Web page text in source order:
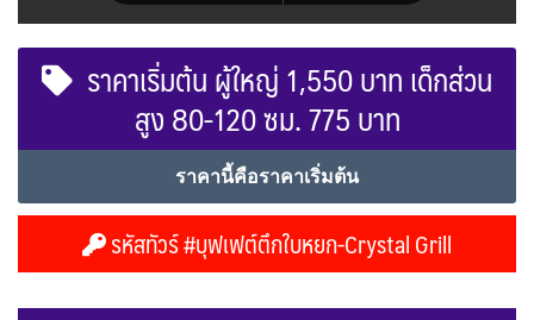
ราคาเริ่มต้น ผู้ใหญ่ 1,550 บาท เด็กส่วน
สูง 80-120 ซม. 775 บาท
ราคานี้คือราคาเริ่มต้น
รหัสทัวร์ #บุฟเฟต์ตึกใบหยก-Crystal Grill